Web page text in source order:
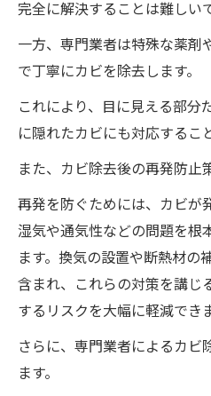
完全に解決することは難しい
一方、専門業者は特殊な薬剤
で丁寧にカビを除去します。
これにより、目に見える部
に隠れたカビにも対応するこ
また、カビ除去後の再発防止
再発を防ぐためには、カビが
湿気や通気性などの問題を根
ます。換気の設置や断熱材の
含まれ、これらの対策を講じ
するリスクを大幅に軽減でき
さらに、専門業者によるカビ
ます。